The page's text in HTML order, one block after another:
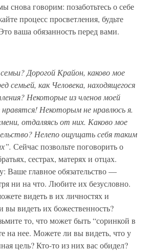
снова говорим: позаботьтесь о себе
процесс просветления, будьте
ваша обязанность перед вами.
Дорогой Крайон, каково мое
семьей, как Человека, находящегося
Некоторые из членов моей
Некоторым не нравлюсь я.
отдаляясь от них. Каково мое
Нелепо ощущать себя таким
Сейчас позвольте поговорить о
сестрах, матерях и отцах.
Ваше главное обязательство —
ни на что. Любите их безусловно.
видеть в их личностях и
видеть их божественность?
то, что может быть “соринкой в
на нее. Можете ли вы видеть, что у
цель? Кто-то из них вас обидел?